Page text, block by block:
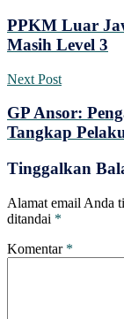
PPKM Luar
Masih Level 3
Next Post
GP Ansor:
Tangkap
Tinggalkan
Alamat email Anda
ditandai *
Komentar *